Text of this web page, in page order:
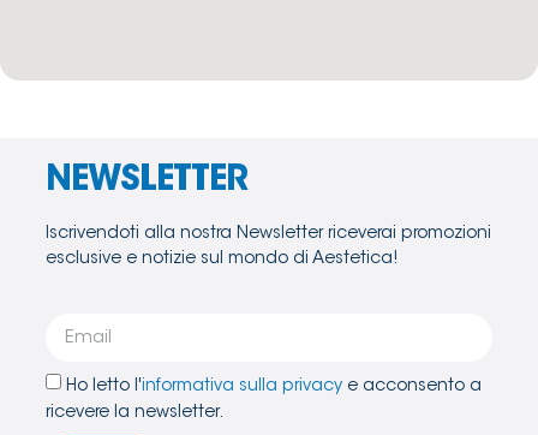
NEWSLETTER
Iscrivendoti alla nostra Newsletter riceverai promozioni
esclusive e notizie sul mondo di Aestetica!
Ho letto l'informativa sulla privacy e acconsento a
ricevere la newsletter.